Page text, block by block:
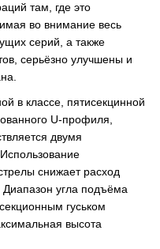
там, где это
во внимание весь
серий, а также
серьёзно улучшены и
в классе, пятисекцинной
U-профиля,
двумя
снижает расход
Диапазон угла подъёма
гуськом
высота